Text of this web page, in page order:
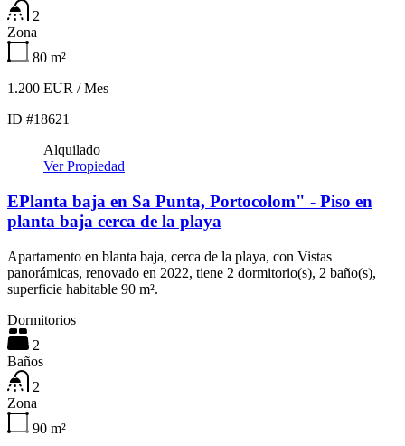
2
Zona
80 m²
1.200 EUR / Mes
ID #18621
Alquilado
Ver Propiedad
EPlanta baja en Sa Punta, Portocolom" - Piso en
planta baja cerca de la playa
Apartamento en blanta baja, cerca de la playa, con Vistas
panorámicas, renovado en 2022, tiene 2 dormitorio(s), 2 baño(s),
superficie habitable 90 m².
Dormitorios
2
Baños
2
Zona
90 m²